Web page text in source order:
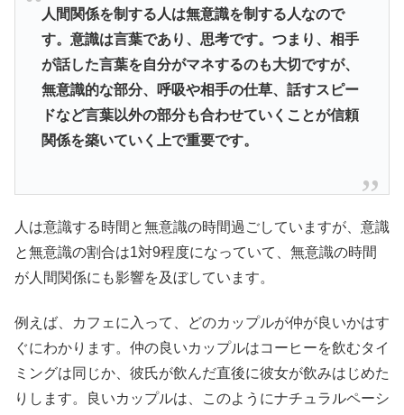
人間関係を制する人は無意識を制する人なので
す。意識は言葉であり、思考です。つまり、相手
が話した言葉を自分がマネするのも大切ですが、
無意識的な部分、呼吸や相手の仕草、話すスピー
ドなど言葉以外の部分も合わせていくことが信頼
関係を築いていく上で重要です。
人は意識する時間と無意識の時間過ごしていますが、意識
と無意識の割合は1対9程度になっていて、無意識の時間
が人間関係にも影響を及ぼしています。
例えば、カフェに入って、どのカップルが仲が良いかはす
ぐにわかります。仲の良いカップルはコーヒーを飲むタイ
ミングは同じか、彼氏が飲んだ直後に彼女が飲みはじめた
りします。良いカップルは、このようにナチュラルペーシ